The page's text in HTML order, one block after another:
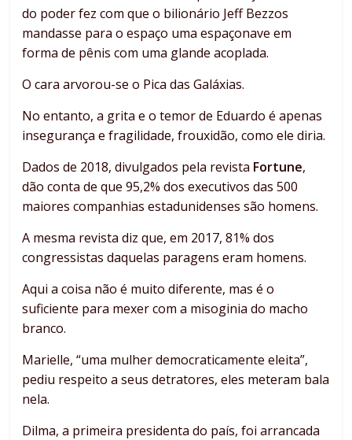
do poder fez com que o bilionário Jeff Bezzos
mandasse para o espaço uma espaçonave em
forma de pênis com uma glande acoplada.
O cara arvorou-se o Pica das Galáxias.
No entanto, a grita e o temor de Eduardo é apenas
insegurança e fragilidade, frouxidão, como ele diria.
Dados de 2018, divulgados pela revista Fortune,
dão conta de que 95,2% dos executivos das 500
maiores companhias estadunidenses são homens.
A mesma revista diz que, em 2017, 81% dos
congressistas daquelas paragens eram homens.
Aqui a coisa não é muito diferente, mas é o
suficiente para mexer com a misoginia do macho
branco.
Marielle, “uma mulher democraticamente eleita”,
pediu respeito a seus detratores, eles meteram bala
nela.
Dilma, a primeira presidenta do país, foi arrancada